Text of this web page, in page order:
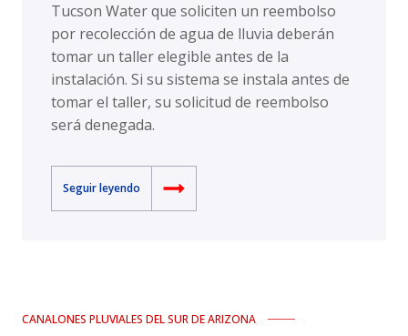
Tucson Water que soliciten un reembolso
por recolección de agua de lluvia deberán
tomar un taller elegible antes de la
instalación. Si su sistema se instala antes de
tomar el taller, su solicitud de reembolso
será denegada.
Seguir leyendo
CANALONES PLUVIALES DEL SUR DE ARIZONA